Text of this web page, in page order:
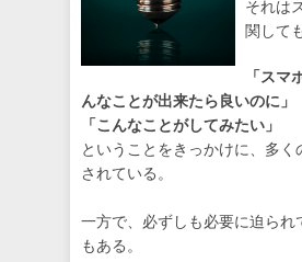
それは
関して
「スマ
んなことが出来たら良いのに」
「こんなことがしてみたい」
ということをきっかけに、多く
されている。
一方で、必ずしも必要に迫られ
もある。